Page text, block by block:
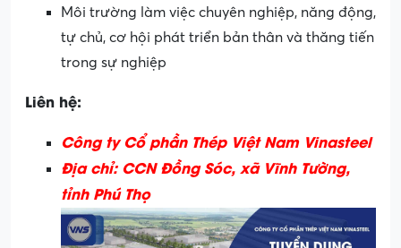
Môi trường làm việc chuyên nghiệp, năng động,
tự chủ, cơ hội phát triển bản thân và thăng tiến
trong sự nghiệp
Liên hệ:
Công ty Cổ phần Thép Việt Nam Vinasteel
Địa chỉ: CCN Đồng Sóc, xã Vĩnh Tường,
tỉnh Phú Thọ